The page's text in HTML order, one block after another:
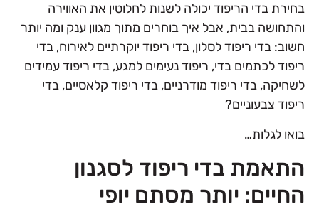
בחירת בדי הריפוד יכולה לשנות לחלוטין את האווירה
והתחושה בבית, אבל איך בוחרים מתוך מגוון ענק ומה יותר
חשוב: בדי ריפוד לסלון, בדי ריפוד יוקרתיים לאירוח, בדי
ריפוד לכתמים בדי, ריפוד נעימים למגע, בדי ריפוד עמידים
לשחיקה, בדי ריפוד מודרניים, בדי ריפוד קלאסיים, בדי
ריפוד צבעוניים?
בואו לגלות…
התאמת בדי ריפוד לסגנון
החיים: יותר מסתם יופי